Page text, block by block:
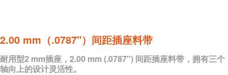
2.00 mm（.0787"）间距插座料带
耐用型2 mm插座，2.00 mm (.0787") 间距插座料带，拥有三个
轴向上的设计灵活性。